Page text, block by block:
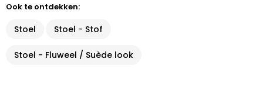
Ook te ontdekken:
Stoel Stoel - Stof
Stoel - Fluweel / Suède look